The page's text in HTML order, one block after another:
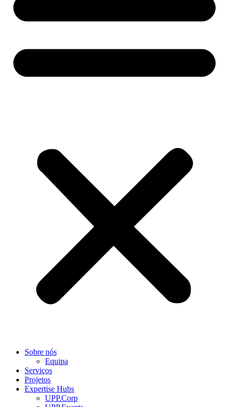
Sobre nós
Equipa
Serviços
Projetos
Expertise Hubs
UPP.Corp